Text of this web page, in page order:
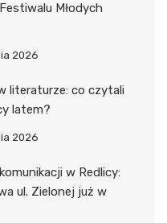
Młodych
2026
literaturze: co czytali
latem?
2026
w Redlicy:
ul. Zielonej już w